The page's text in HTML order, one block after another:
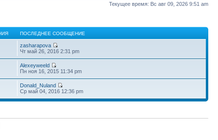
Текущее время: Вс авг 09, 2026 9:51 am
ПОСЛЕДНЕЕ СООБЩЕНИЕ
zasharapova
Чт май 26, 2016 2:31 pm
Alexeyweeld
Пн ноя 16, 2015 11:34 pm
Donald_Nuland
Ср май 04, 2016 12:36 pm